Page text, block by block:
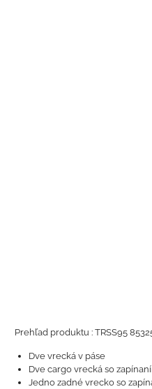
Prehľad produktu : TRSS95
Dve vrecká v páse
Dve cargo vrecká so
Jedno zadné vrecko so